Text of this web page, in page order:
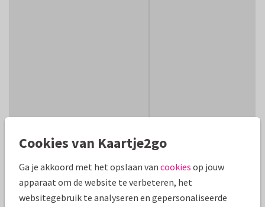
Cookies van Kaartje2go
Ga je akkoord met het opslaan van cookies op jouw
apparaat om de website te verbeteren, het
websitegebruik te analyseren en gepersonaliseerde